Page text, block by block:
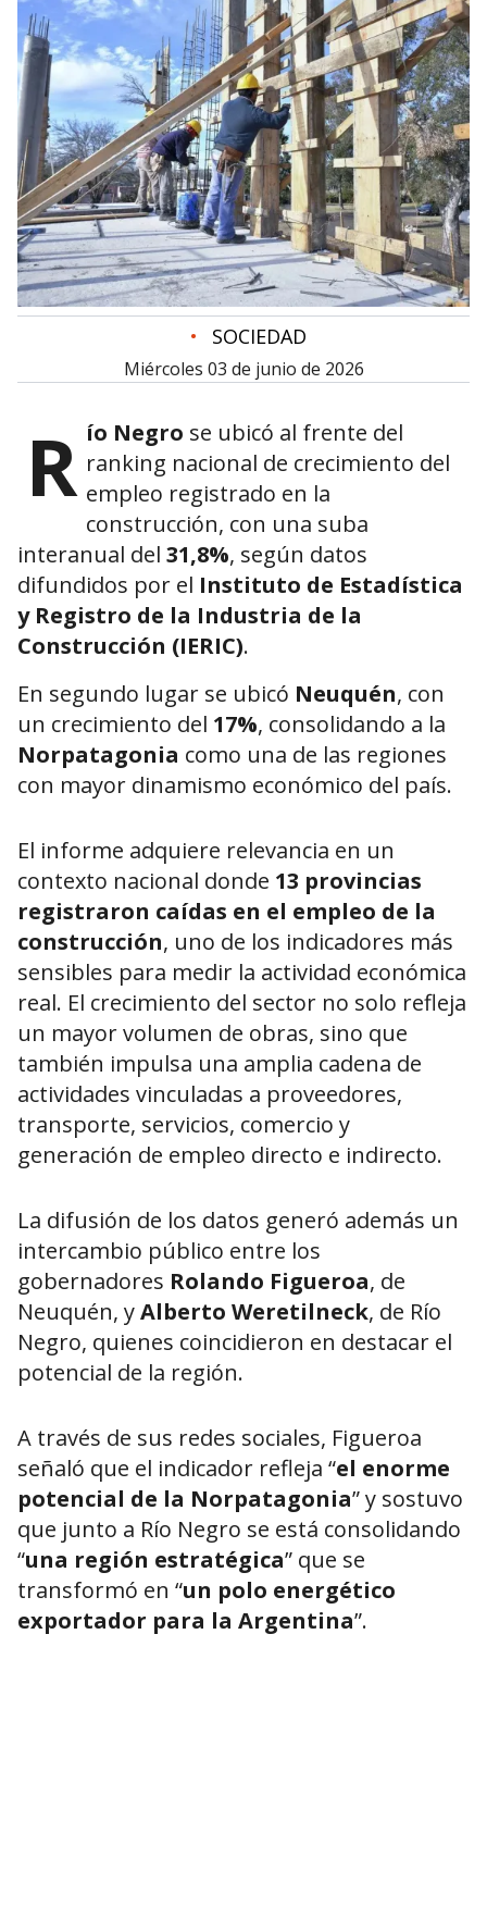
• SOCIEDAD
miércoles 03 de junio de 2026
R ío Negro se ubicó al frente del
ranking nacional de crecimiento del
empleo registrado en la
construcción, con una suba
interanual del 31,8%, según datos
difundidos por el Instituto de Estadística
y Registro de la Industria de la
Construcción (IERIC).
En segundo lugar se ubicó Neuquén, con
un crecimiento del 17%, consolidando a la
Norpatagonia como una de las regiones
con mayor dinamismo económico del país.
El informe adquiere relevancia en un
contexto nacional donde 13 provincias
registraron caídas en el empleo de la
construcción, uno de los indicadores más
sensibles para medir la actividad económica
real. El crecimiento del sector no solo refleja
un mayor volumen de obras, sino que
también impulsa una amplia cadena de
actividades vinculadas a proveedores,
transporte, servicios, comercio y
generación de empleo directo e indirecto.
La difusión de los datos generó además un
intercambio público entre los
gobernadores Rolando Figueroa, de
Neuquén, yAlberto Weretilneck, de Río
Negro, quienes coincidieron en destacar el
potencial de la región.
A través de sus redes sociales, Figueroa
señaló que el indicador refleja “el enorme
potencial de la Norpatagonia” y sostuvo
que junto a Río Negro se está consolidando
“una región estratégica” que se
transformó en “un polo energético
exportador para la Argentina”.